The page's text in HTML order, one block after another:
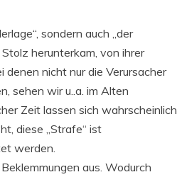
sondern auch „der
herunterkam, von ihrer
denen nicht nur die Verursacher
sehen wir u..a. im Alten
Zeit lassen sich wahrscheinlich
diese „Strafe“ ist
werden.
aus. Wodurch